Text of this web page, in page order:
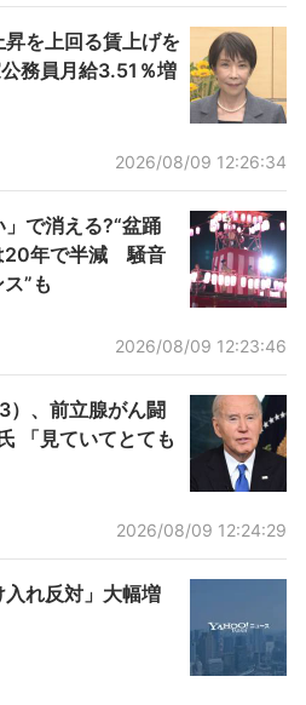
昇を上回る賃上げを
務員月給3.51％増
2026/08/09 12:26:34
」で消える?“盆踊
20年で半減 騒音
”も
2026/08/09 12:23:46
）、前立腺がん闘
「見ていてとても
2026/08/09 12:24:29
入れ反対」大幅増